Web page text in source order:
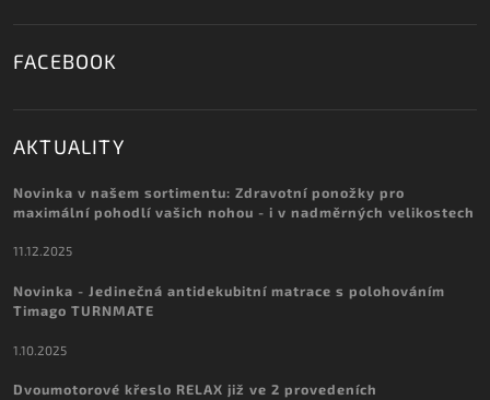
FACEBOOK
AKTUALITY
Novinka v našem sortimentu: Zdravotní ponožky pro
maximální pohodlí vašich nohou - i v nadměrných velikostech
11.12.2025
Novinka - Jedinečná antidekubitní matrace s polohováním
Timago TURNMATE
1.10.2025
Dvoumotorové křeslo RELAX již ve 2 provedeních